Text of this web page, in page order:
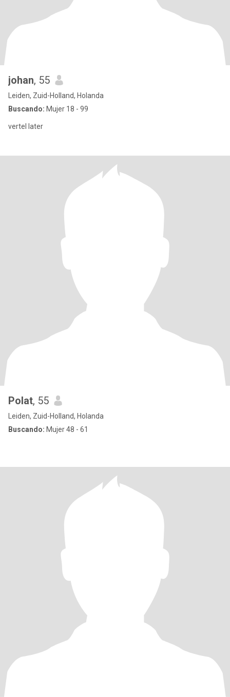
johan, 55
Leiden, Zuid-Holland, Holanda
Buscando: Mujer 18 - 99
vertel later
Polat, 55
Leiden, Zuid-Holland, Holanda
Buscando: Mujer 48 - 61